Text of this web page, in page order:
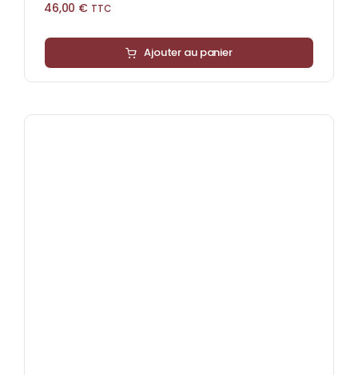
46,00 € TTC
Ajouter au panier